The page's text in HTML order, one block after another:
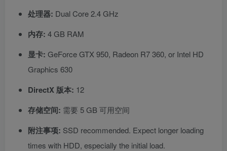
处理器: Dual Core 2.4 GHz
内存: 4 GB RAM
显卡: GeForce GTX 950, Radeon R7 360, or Intel HD
Graphics 630
DirectX 版本: 12
存储空间: 需要 5 GB 可用空间
附注事项: SSD recommended. Expect longer loading
times with HDD, especially the initial load.